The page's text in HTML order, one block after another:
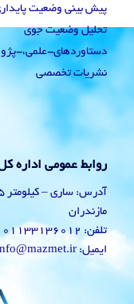
پیش بینی وضعیت
تحلیل وضعیت جوی
دستاوردهای-علمی،-
نشریات تخصصی
روابط عمومی اداره
مازندران
تلفن: 01133136012
ایمیل: info@mazmet.ir